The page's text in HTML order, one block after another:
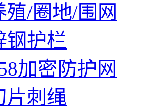
殖/圈地/围网
钢护栏
加密防护网
片刺绳